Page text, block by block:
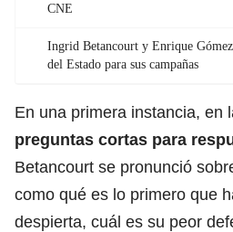
CNE
Ingrid Betancourt y Enrique
del Estado para sus campañas
En una primera instancia, en
preguntas cortas para
Betancourt se pronunció
como qué es lo primero que
despierta, cuál es su peor